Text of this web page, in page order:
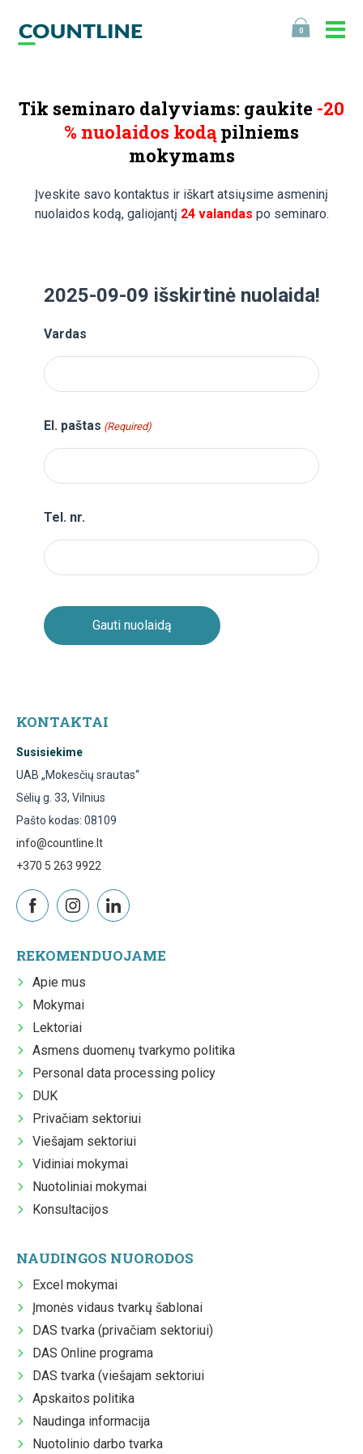
0
Tik seminaro dalyviams: gaukite -20
% nuolaidos kodą pilniems
mokymams
Įveskite savo kontaktus ir iškart atsiųsime asmeninį
nuolaidos kodą, galiojantį 24 valandas po seminaro.
2025-09-09 išskirtinė nuolaida!
Vardas
El. paštas (Required)
Tel. nr.
KONTAKTAI
Susisiekime
UAB „Mokesčių srautas“
Sėlių g. 33, Vilnius
Pašto kodas: 08109
info@countline.lt
+370 5 263 9922
REKOMENDUOJAME
Apie mus
Mokymai
Lektoriai
Asmens duomenų tvarkymo politika
Personal data processing policy
DUK
Privačiam sektoriui
Viešajam sektoriui
Vidiniai mokymai
Nuotoliniai mokymai
Konsultacijos
NAUDINGOS NUORODOS
Excel mokymai
Įmonės vidaus tvarkų šablonai
DAS tvarka (privačiam sektoriui)
DAS Online programa
DAS tvarka (viešajam sektoriui
Apskaitos politika
Naudinga informacija
Nuotolinio darbo tvarka